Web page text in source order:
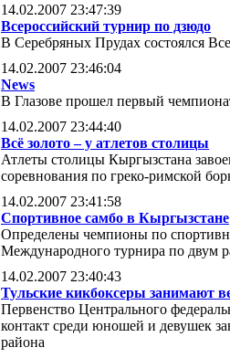
14.02.2007 23:47:39
Всероссийский турнир по дзюдо
В Серебряных Прудах состоялся
14.02.2007 23:46:04
News
В Глазове прошел первый
14.02.2007 23:44:40
Всё золото – у атлетов столицы
Атлеты столицы Кыргызстана
соревнования по греко-римской
14.02.2007 23:41:58
Спортивное самбо в Кыргызстане
Определены чемпионы по
Международного турнира по двум
14.02.2007 23:40:43
Тульские кикбоксеры занимают
Первенство Центрального
контакт среди юношей и девушек
района